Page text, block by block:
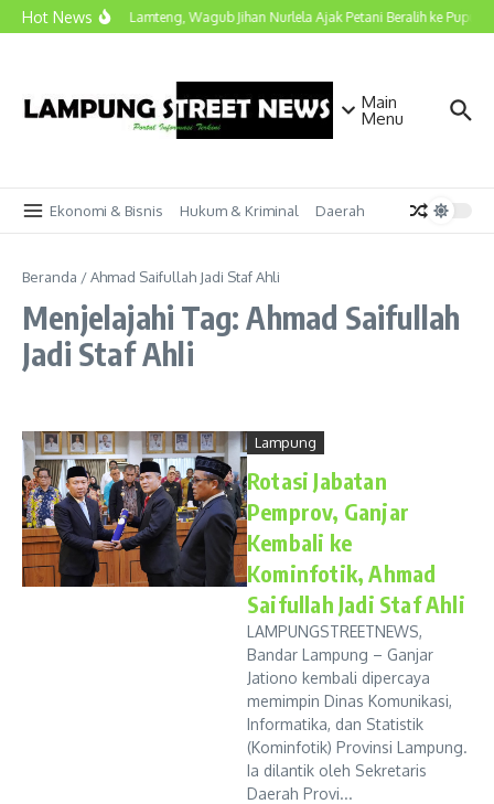
Lewati ke konten
Hot NewsKunjungi Lamteng, Wagub Jihan Nurlela Ajak Petani Beralih ke Pupuk
Main
Menu
Ekonomi & Bisnis Hukum & Kriminal Daerah
Beranda /Ahmad Saifullah Jadi Staf Ahli
Menjelajahi Tag: Ahmad Saifullah
Jadi Staf Ahli
Lampung
Rotasi Jabatan
Pemprov, Ganjar
Kembali ke
Kominfotik, Ahmad
Saifullah Jadi Staf Ahli
LAMPUNGSTREETNEWS,
Bandar Lampung – Ganjar
Jationo kembali dipercaya
memimpin Dinas Komunikasi,
Informatika, dan Statistik
(Kominfotik) Provinsi Lampung.
Ia dilantik oleh Sekretaris
Daerah Provi...